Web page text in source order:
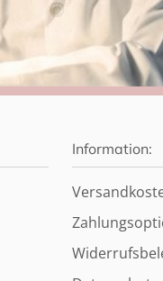
Information: